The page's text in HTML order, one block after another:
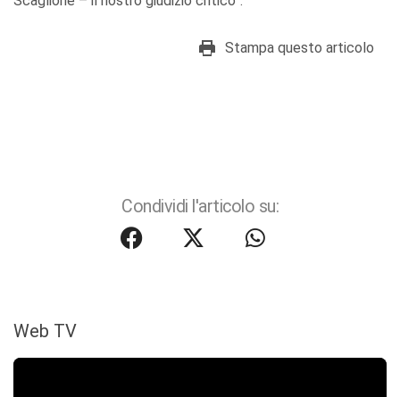
Stampa questo articolo
Condividi l'articolo su:
Web TV